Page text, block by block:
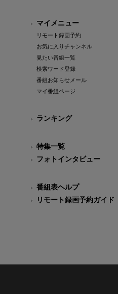
マイメニュー
リモート録画予約
お気に入りチャンネル
見たい番組一覧
検索ワード登録
番組お知らせメール
マイ番組ページ
ランキング
特集一覧
フォトインタビュー
番組表ヘルプ
リモート録画予約ガイド